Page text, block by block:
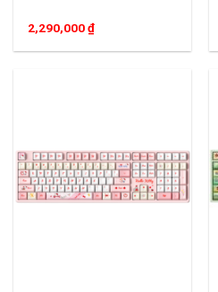
2,290,000₫